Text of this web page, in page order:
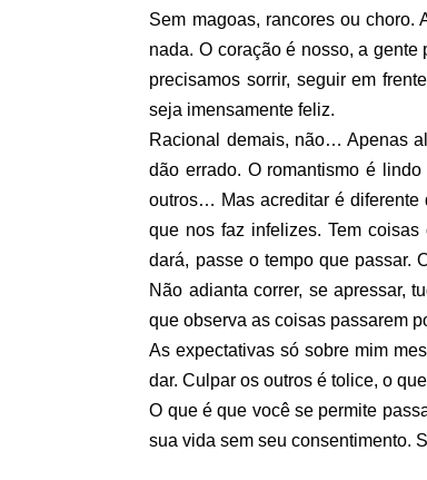
Sem magoas, rancores ou
nada. O coração é nosso, a
precisamos sorrir, seguir em
seja imensamente feliz.
Racional demais, não… Apenas
dão errado. O romantismo é
outros… Mas acreditar é diferente
que nos faz infelizes. Tem
dará, passe o tempo que passar.
Não adianta correr, se apressar,
que observa as coisas passarem
As expectativas só sobre mim
dar. Culpar os outros é tolice, o
O que é que você se permite
sua vida sem seu consentimento.